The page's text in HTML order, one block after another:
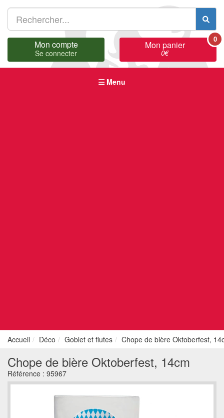
Mon compte
Se connecter
Mon panier
0€
0
Menu
Accueil Déco Goblet et flutes Chope de bière Oktoberfest,
Chope de bière Oktoberfest, 14cm
Référence : 95967